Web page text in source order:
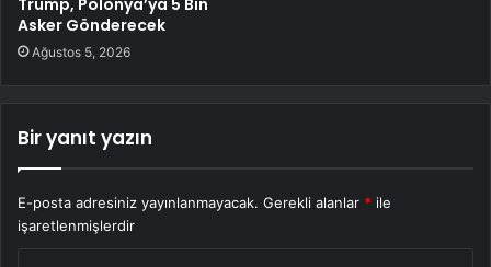
Asker Gönderecek
Ağustos 5, 2026
Bir yanıt yazın
E-posta adresiniz yayınlanmayacak. Gerekli alanlar * ile
işaretlenmişlerdir